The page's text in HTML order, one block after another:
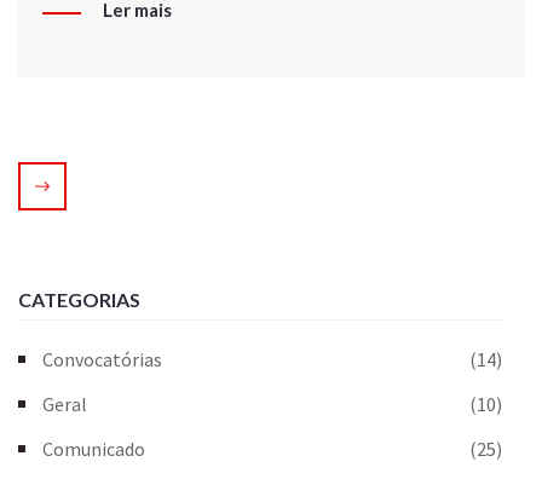
Ler mais
CATEGORIAS
Convocatórias
(14)
Geral
(10)
Comunicado
(25)